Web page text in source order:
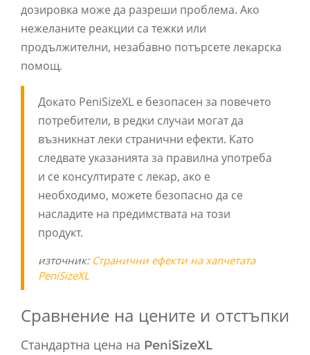
дозировка може да разреши проблема. Ако
нежеланите реакции са тежки или
продължителни, незабавно потърсете лекарска
помощ.
Докато PeniSizeXL е безопасен за повечето
потребители, в редки случаи могат да
възникнат леки странични ефекти. Като
следвате указанията за правилна употреба
и се консултирате с лекар, ако е
необходимо, можете безопасно да се
насладите на предимствата на този
продукт.
източник: Странични ефекти на хапчетата
PeniSizeXL
Сравнение на цените и отстъпки
Стандартна цена на PeniSizeXL